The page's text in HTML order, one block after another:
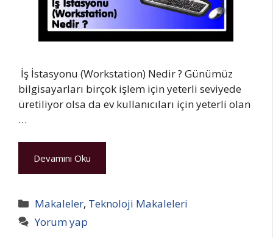
İş İstasyonu (Workstation) Nedir ? Günümüz
bilgisayarları birçok işlem için yeterli seviyede
üretiliyor olsa da ev kullanıcıları için yeterli olan
…
Devamını Oku
Kategoriler
Makaleler, Teknoloji Makaleleri
Yorum yap